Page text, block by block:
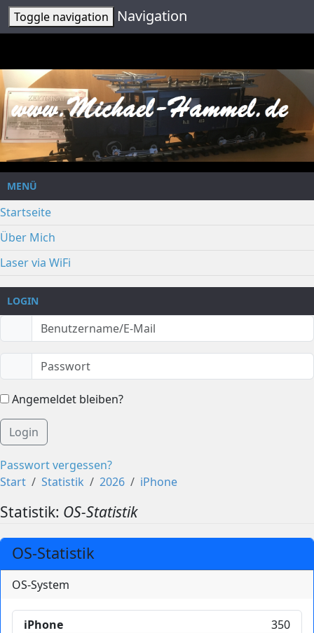
Toggle navigation Navigation
MENÜ
Startseite
Über Mich
Laser via WiFi
LOGIN
Angemeldet bleiben?
Login
Passwort vergessen?
Start
Statistik 2026 iPhone
Statistik: OS-Statistik
OS-Statistik
OS-System
iPhone 350